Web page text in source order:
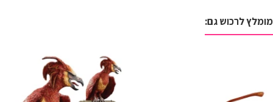
מומלץ לרכוש גם: